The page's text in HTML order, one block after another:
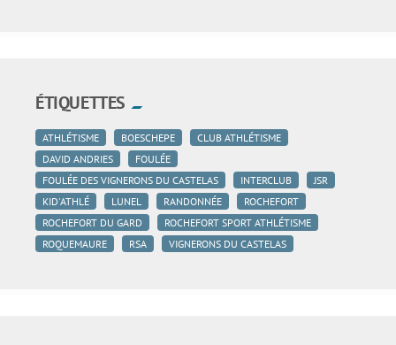
ÉTIQUETTES
ATHLÉTISME BOESCHEPE
CLUB ATHLÉTISME
DAVID ANDRIES
FOULÉE
FOULÉE DES VIGNERONS DU CASTELAS
INTERCLUB
JSR
KID'ATHLÉ
LUNEL RANDONNÉE
ROCHEFORT
ROCHEFORT DU GARD
ROCHEFORT SPORT ATHLÉTISME
ROQUEMAURE
RSA VIGNERONS DU CASTELAS